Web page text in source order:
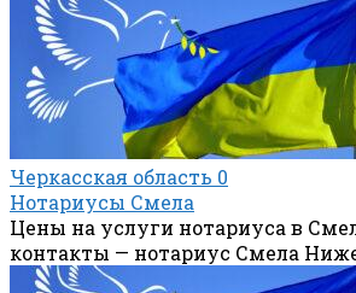
Черкасская область 0
Нотариусы Смела
Цены на услуги нотариуса в
контакты — нотариус Смела